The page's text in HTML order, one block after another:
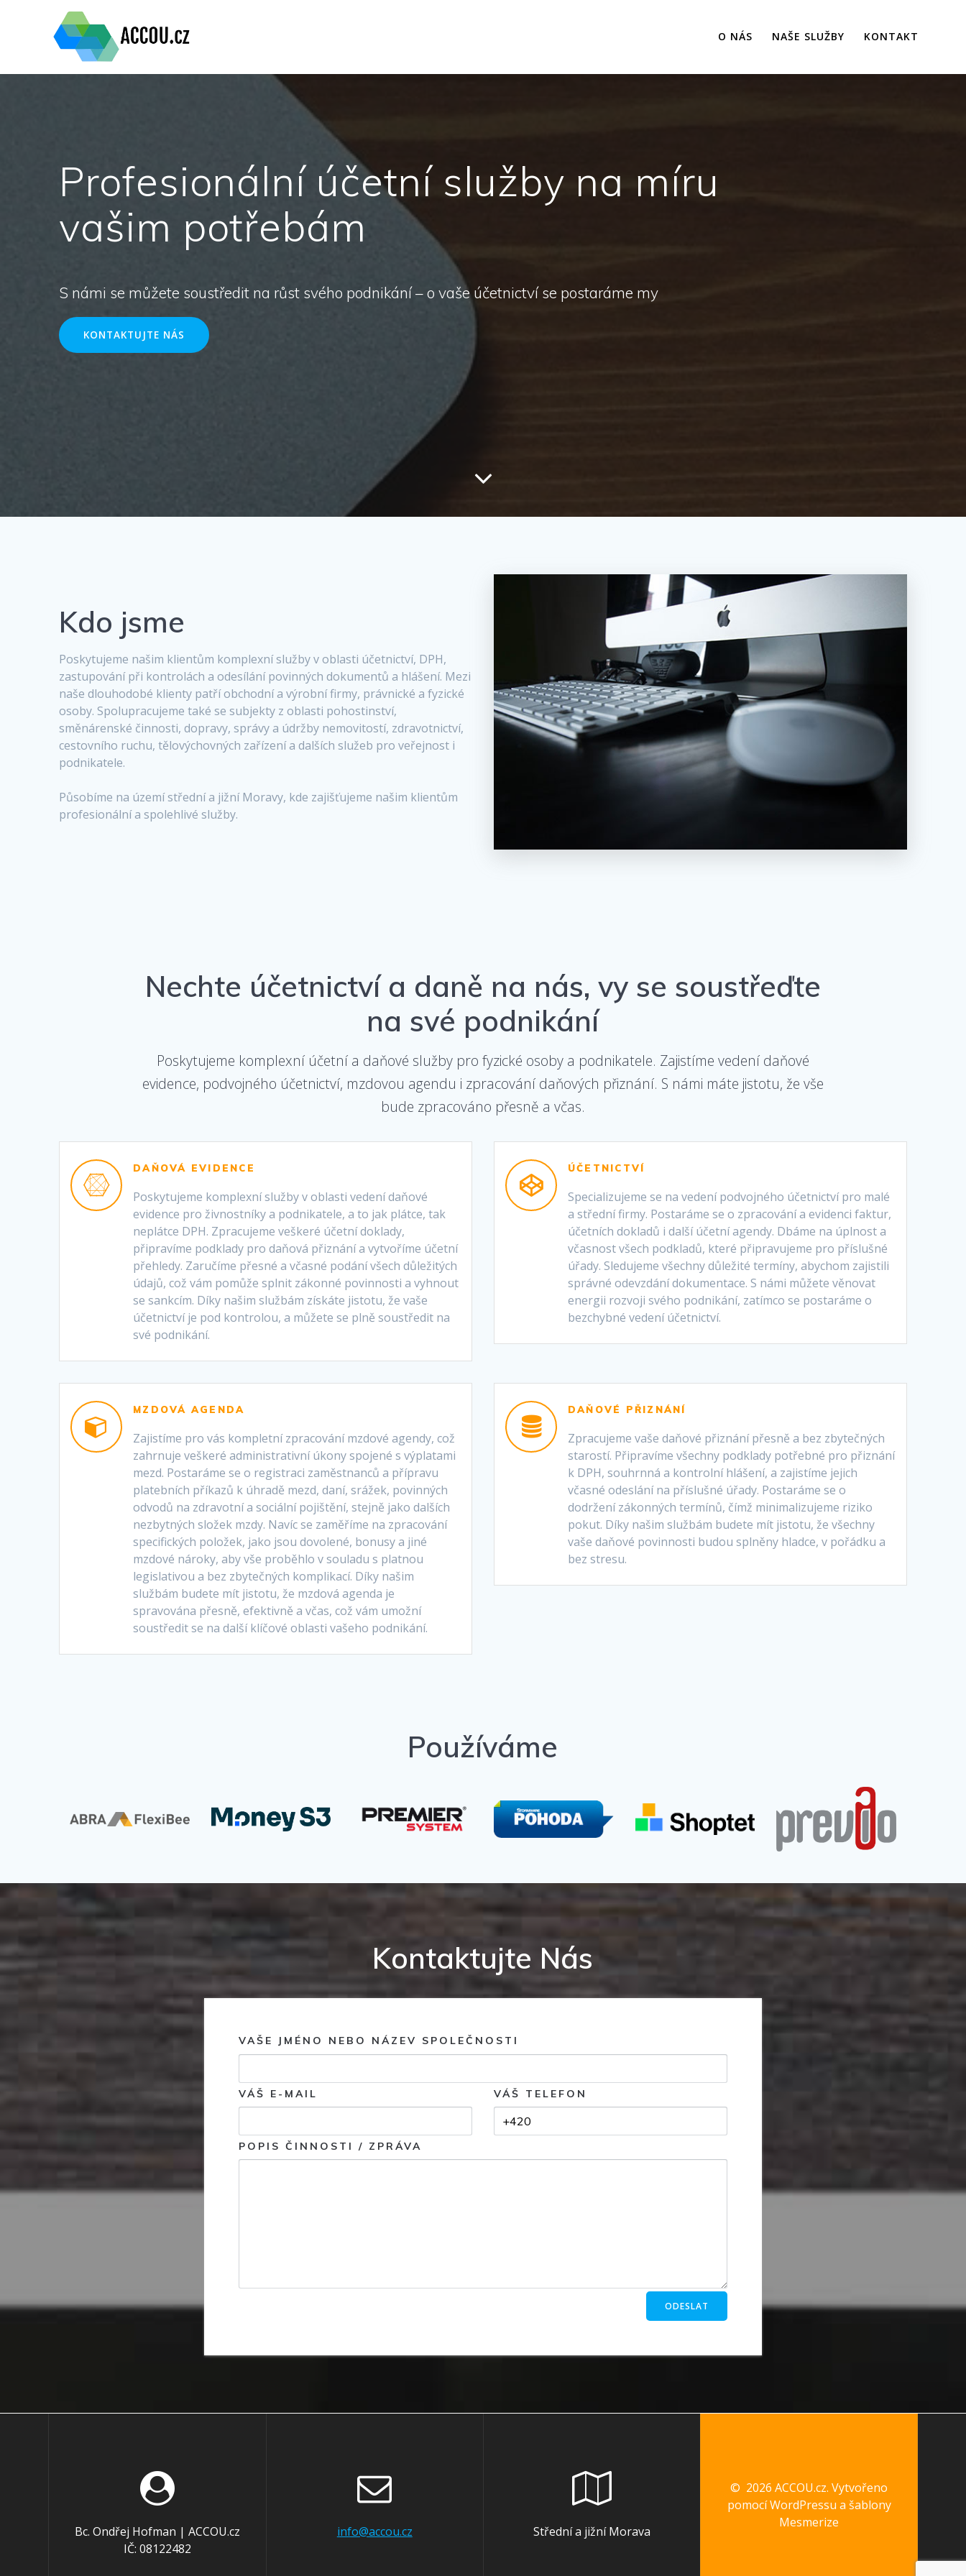
O NÁS NAŠE SLUŽBY KONTAKT
Profesionální účetní služby na míru
vašim potřebám
S námi se můžete soustředit na růst svého podnikání – o vaše účetnictví se postaráme my
KONTAKTUJTE NÁS
Kdo jsme
Poskytujeme našim klientům komplexní služby v oblasti účetnictví, DPH,
zastupování při kontrolách a odesílání povinných dokumentů a hlášení. Mezi
naše dlouhodobé klienty patří obchodní a výrobní firmy, právnické a fyzické
osoby. Spolupracujeme také se subjekty z oblasti pohostinství,
směnárenské činnosti, dopravy, správy a údržby nemovitostí, zdravotnictví,
cestovního ruchu, tělovýchovných zařízení a dalších služeb pro veřejnost i
podnikatele.
Působíme na území střední a jižní Moravy, kde zajišťujeme našim klientům
profesionální a spolehlivé služby.
Nechte účetnictví a daně na nás, vy se soustřeďte
na své podnikání
Poskytujeme komplexní účetní a daňové služby pro fyzické osoby a podnikatele. Zajistíme vedení daňové
evidence, podvojného účetnictví, mzdovou agendu i zpracování daňových přiznání. S námi máte jistotu, že vše
bude zpracováno přesně a včas.
DAŇOVÁ EVIDENCE
Poskytujeme komplexní služby v oblasti vedení daňové
evidence pro živnostníky a podnikatele, a to jak plátce, tak
neplátce DPH. Zpracujeme veškeré účetní doklady,
připravíme podklady pro daňová přiznání a vytvoříme účetní
přehledy. Zaručíme přesné a včasné podání všech důležitých
údajů, což vám pomůže splnit zákonné povinnosti a vyhnout
se sankcím. Díky našim službám získáte jistotu, že vaše
účetnictví je pod kontrolou, a můžete se plně soustředit na
své podnikání.
ÚČETNICTVÍ
Specializujeme se na vedení podvojného účetnictví pro malé
a střední firmy. Postaráme se o zpracování a evidenci faktur,
účetních dokladů i další účetní agendy. Dbáme na úplnost a
včasnost všech podkladů, které připravujeme pro příslušné
úřady. Sledujeme všechny důležité termíny, abychom zajistili
správné odevzdání dokumentace. S námi můžete věnovat
energii rozvoji svého podnikání, zatímco se postaráme o
bezchybné vedení účetnictví.
MZDOVÁ AGENDA
Zajistíme pro vás kompletní zpracování mzdové agendy, což
zahrnuje veškeré administrativní úkony spojené s výplatami
mezd. Postaráme se o registraci zaměstnanců a přípravu
platebních příkazů k úhradě mezd, daní, srážek, povinných
odvodů na zdravotní a sociální pojištění, stejně jako dalších
nezbytných složek mzdy. Navíc se zaměříme na zpracování
specifických položek, jako jsou dovolené, bonusy a jiné
mzdové nároky, aby vše proběhlo v souladu s platnou
legislativou a bez zbytečných komplikací. Díky našim
službám budete mít jistotu, že mzdová agenda je
spravována přesně, efektivně a včas, což vám umožní
soustředit se na další klíčové oblasti vašeho podnikání.
DAŇOVÉ PŘIZNÁNÍ
Zpracujeme vaše daňové přiznání přesně a bez zbytečných
starostí. Připravíme všechny podklady potřebné pro přiznání
k DPH, souhrnná a kontrolní hlášení, a zajistíme jejich
včasné odeslání na příslušné úřady. Postaráme se o
dodržení zákonných termínů, čímž minimalizujeme riziko
pokut. Díky našim službám budete mít jistotu, že všechny
vaše daňové povinnosti budou splněny hladce, v pořádku a
bez stresu.
Používáme
Kontaktujte Nás
VAŠE JMÉNO NEBO NÁZEV SPOLEČNOSTI
VÁŠ E-MAIL VÁŠ TELEFON
POPIS ČINNOSTI / ZPRÁVA
Bc. Ondřej Hofman | ACCOU.cz
IČ: 08122482
info@accou.cz Střední a jižní Morava
© 2026 ACCOU.cz. Vytvořeno
pomocí WordPressu a šablony
Mesmerize